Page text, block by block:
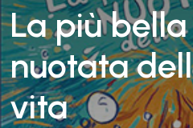
La più bella
nuotata
vita